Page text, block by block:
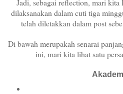
Jadi, sebagai reflection, mari kita
dilaksanakan dalam cuti tiga
telah diletakkan dalam post
Di bawah merupakah senarai
ini, mari kita lihat satu